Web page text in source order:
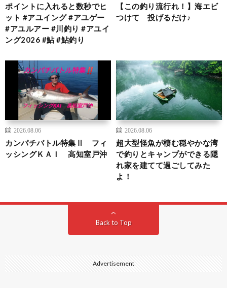
ポイントに入れると数秒でヒ
ット #アユイング #アユゲー
#アユルアー #川釣り #アユイ
ング2026 #鮎 #鮎釣り
【この釣り流行れ！】海エビ
つけて 投げるだけ♪
2026.08.06
カンパチバトル特集Ⅱ フィ
ッシングＫＡＩ 高知室戸沖
2026.08.06
超大型怪魚が棲む穏やかな湾
で釣りとキャンプができる隠
れ家を建てて過ごしてみた
よ！
Back to Top
Advertisement